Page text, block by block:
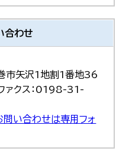
合わせ
矢沢1地割1番地36
クス：0198-31-
い合わせは専用フォ